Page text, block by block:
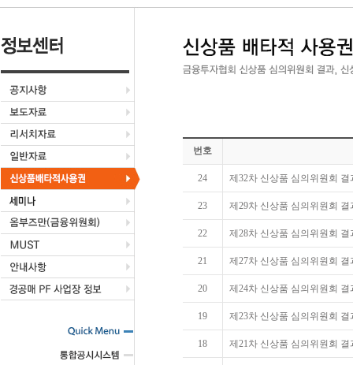
번호
24 제32차 신상품 심의위원회 결
23 제29차 신상품 심의위원회 결
22 제28차 신상품 심의위원회 결
21 제27차 신상품 심의위원회 결
20 제24차 신상품 심의위원회 결
19 제23차 신상품 심의위원회 결
18 제21차 신상품 심의위원회 결